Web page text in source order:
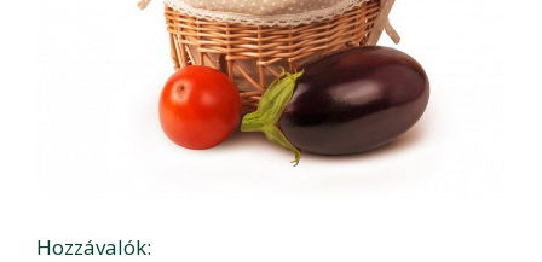
Hozzávalók: